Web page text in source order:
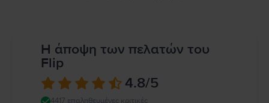
Η άποψη των πελατών του
Flip
4.8/5
4417 επαληθευμένες κριτικές